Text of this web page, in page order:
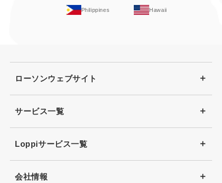
Philippines Hawaii
ローソンウェブサイト
サービス一覧
Loppiサービス一覧
会社情報